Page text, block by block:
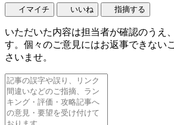
イマイチ いいね 指摘する
いただいた内容は担当者が確認のうえ
す。個々のご意見にはお返事できない
さいませ。